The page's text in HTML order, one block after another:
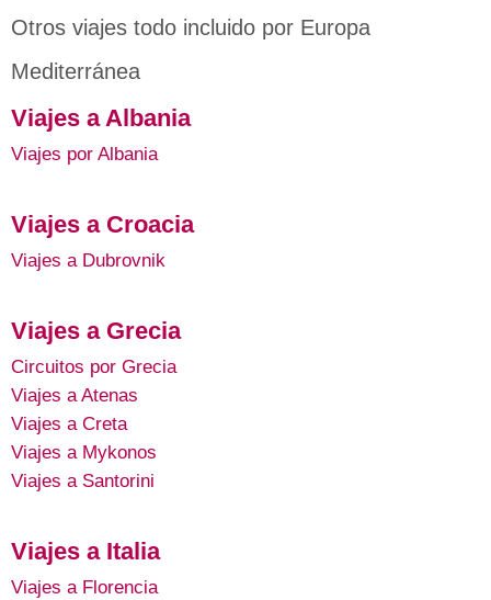
Otros viajes todo incluido por Europa
Mediterránea
Viajes a Albania
Viajes por Albania
Viajes a Croacia
Viajes a Dubrovnik
Viajes a Grecia
Circuitos por Grecia
Viajes a Atenas
Viajes a Creta
Viajes a Mykonos
Viajes a Santorini
Viajes a Italia
Viajes a Florencia